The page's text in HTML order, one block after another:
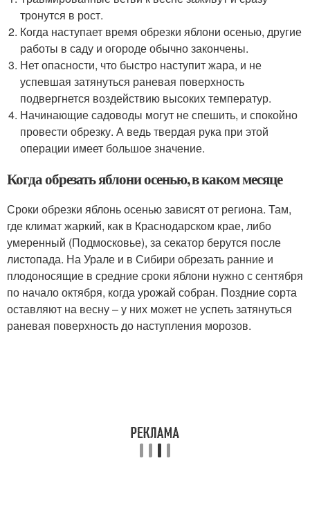
тронутся в рост.
Когда наступает время обрезки яблони осенью, другие
работы в саду и огороде обычно закончены.
Нет опасности, что быстро наступит жара, и не
успевшая затянуться раневая поверхность
подвергнется воздействию высоких температур.
Начинающие садоводы могут не спешить, и спокойно
провести обрезку. А ведь твердая рука при этой
операции имеет большое значение.
Когда обрезать яблони осенью, в каком месяце
Сроки обрезки яблонь осенью зависят от региона. Там,
где климат жаркий, как в Краснодарском крае, либо
умеренный (Подмосковье), за секатор берутся после
листопада. На Урале и в Сибири обрезать ранние и
плодоносящие в средние сроки яблони нужно с сентября
по начало октября, когда урожай собран. Поздние сорта
оставляют на весну – у них может не успеть затянуться
раневая поверхность до наступления морозов.